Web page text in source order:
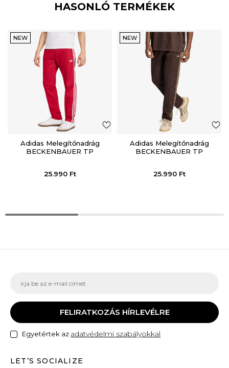
HASONLÓ TERMÉKEK
NEW
Adidas Melegítőnadrág
BECKENBAUER TP
25.990 Ft
NEW
Adidas Melegítőnadrág
BECKENBAUER TP
25.990 Ft
FELIRATKOZÁS HÍRLEVÉLRE
Egyetértek az adatvédelmi szabályokkal
LET’S SOCIALIZE